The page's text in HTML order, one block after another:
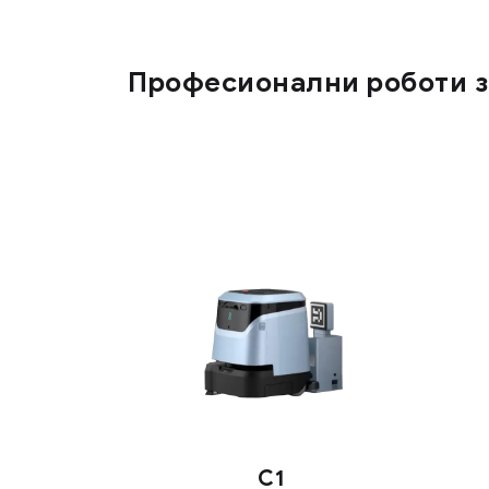
Професионални роботи
C1